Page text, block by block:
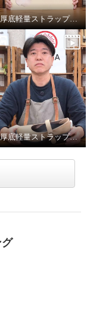
・晴雨兼用 厚底サ
ツ
厚底軽量ストラップパンプスのインソール
厚底軽量ストラップパンプスのアウトソール